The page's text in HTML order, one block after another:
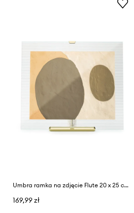
Umbra ramka na zdjęcie Flute 20 x 25 cm
169,99 zł